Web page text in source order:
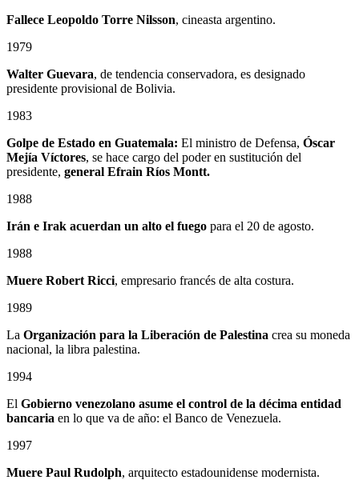
Fallece Leopoldo Torre Nilsson, cineasta argentino.
1979
Walter Guevara, de tendencia conservadora, es designado
presidente provisional de Bolivia.
1983
Golpe de Estado en Guatemala: El ministro de Defensa, Óscar
Mejía Víctores, se hace cargo del poder en sustitución del
presidente, general Efrain Ríos Montt.
1988
Irán e Irak acuerdan un alto el fuego para el 20 de agosto.
1988
Muere Robert Ricci, empresario francés de alta costura.
1989
La Organización para la Liberación de Palestina crea su moneda
nacional, la libra palestina.
1994
El Gobierno venezolano asume el control de la décima entidad
bancaria en lo que va de año: el Banco de Venezuela.
1997
Muere Paul Rudolph, arquitecto estadounidense modernista.